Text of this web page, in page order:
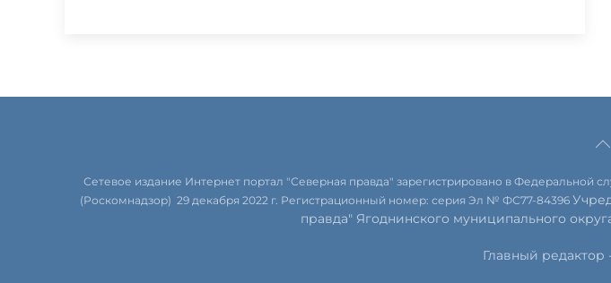
Сетевое издание Интернет портал "Северная правда" зарегистрировано в
(Роскомнадзор) 29 декабря 2022 г. Регистрационный номер: серия Эл № ФС77-84396
правда" Ягоднинского муниципального
Главный